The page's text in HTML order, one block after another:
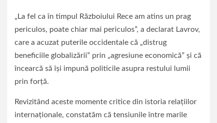
„La fel ca în timpul Războiului Rece am atins un prag
periculos, poate chiar mai periculos”, a declarat Lavrov,
care a acuzat puterile occidentale că „distrug
beneficiile globalizării” prin „agresiune economică” şi că
încearcă să îşi impună politicile asupra restului lumii
prin forţă.
Revizitând aceste momente critice din istoria relațiilor
internaționale, constatăm că tensiunile între marile